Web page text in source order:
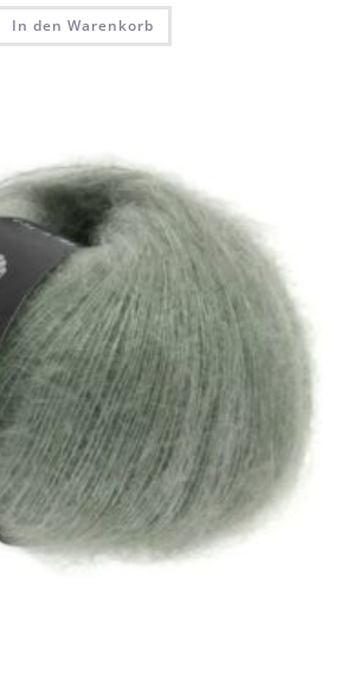
In den Warenkorb